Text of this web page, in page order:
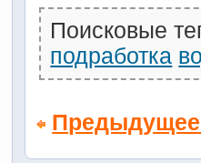
Поисковые
подработка